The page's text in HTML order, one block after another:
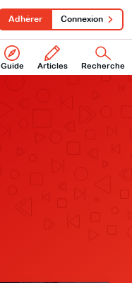
Guide Articles Recherche
Adhérer Connexion